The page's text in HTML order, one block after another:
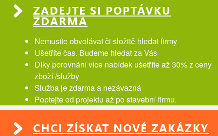
ZADEJTE SI POPTÁVKU
ZDARMA
Nemusíte obvolávat či složitě hledat firmy
Ušetříte čas. Budeme hledat za Vás
Díky porovnání více nabídek ušetříte až 30% z ceny
zboží /služby
Služba je zdarma a nezávazná
Poptejte od projektu až po stavební firmu.
CHCI ZÍSKAT NOVÉ ZAKÁZKY